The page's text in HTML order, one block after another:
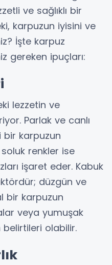
ve sağlıklı bir
karpuzun iyisini ve
İşte karpuz
gereken ipuçları:
lezzetin ve
Parlak ve canlı
bir karpuzun
renkler ise
işaret eder. Kabuk
düzgün ve
bir karpuzun
veya yumuşak
olabilir.